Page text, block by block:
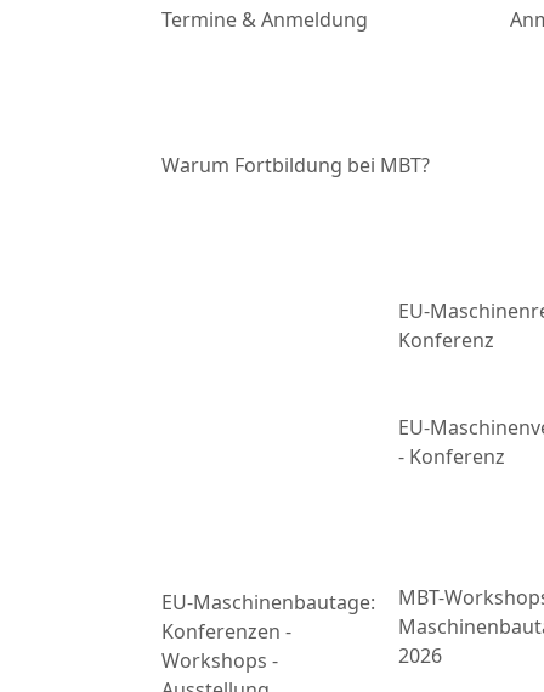
Termine & Anmeldung
Warum Fortbildung bei MBT?
EU-Maschinenbautage:
Konferenzen -
Workshops -
EU-
Konferenz
EU-
- Konferenz
MBT-
2026